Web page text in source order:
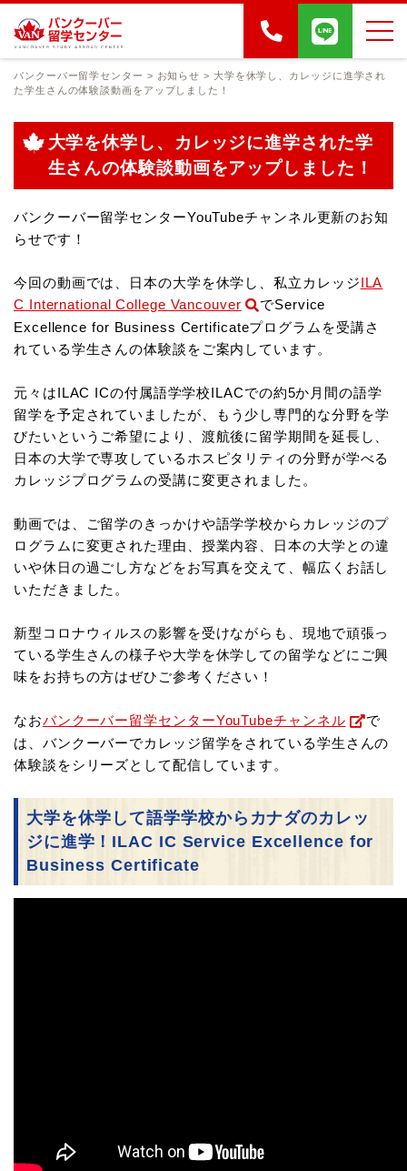
バンクーバー留学センター > お知らせ > 大学を休学し、カレッジに進学され
た学生さんの体験談動画をアップしました！
大学を休学し、カレッジに進学された学
生さんの体験談動画をアップしました！
バンクーバー留学センターYouTubeチャンネル更新のお知
らせです！
今回の動画では、日本の大学を休学し、私立カレッジILA
C International College Vancouver
でService
Excellence for Business Certificateプログラムを受講さ
れている学生さんの体験談をご案内しています。
元々はILAC ICの付属語学学校ILACでの約5か月間の語学
留学を予定されていましたが、
もう少し専門的な分野を学
びたいというご希望により、渡航後に留学期間を延長し、
日本の大学で専攻しているホスピタリティの分野が学べる
カレッジプログラムの受講に変更されました。
動画では、ご留学のきっかけや語学学校からカレッジのプ
ログラムに変更された理由、授業内容、
日本の大学との違
いや休日の過ごし方などをお写真を交えて、幅広くお話し
いただきました。
新型コロナウィルスの影響を受けながらも、現地で頑張っ
ている学生さんの様子や大学を休学しての留学などにご興
味をお持ちの方はぜひご参考ください！
なおバンクーバー留学センターYouTubeチャンネル
で
は、バンクーバーでカレッジ留学をされている学生さんの
体験談をシリーズとして配信しています。
大学を休学して語学学校からカナダのカレッ
ジに進学！ ILAC IC Service Excellence for
Business Certificate